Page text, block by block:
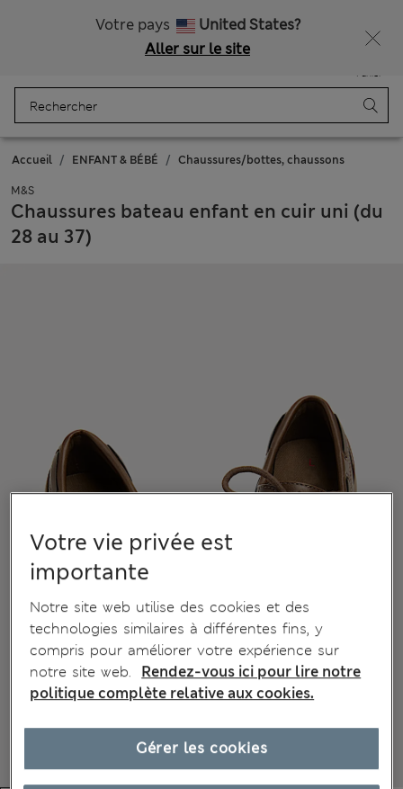
Votre pays
United States?
Aller sur le site
Panier
Accueil ENFANT & BÉBÉ Chaussures/bottes, chaussons
M&S
Chaussures bateau enfant en cuir uni (du
28 au 37)
Votre vie privée est
importante
Notre site web utilise des cookies et des
technologies similaires à différentes fins, y
compris pour améliorer votre expérience sur
notre site web.
Rendez-vous ici pour lire notre
politique complète relative aux cookies.
Gérer les cookies